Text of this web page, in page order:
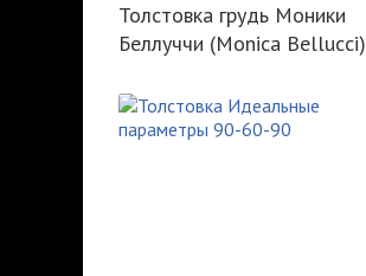
Толстовка грудь Моники
Беллуччи (Monica Bellucci)